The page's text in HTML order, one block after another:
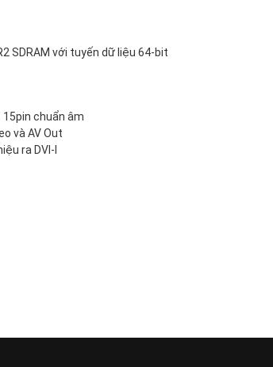
SDRAM với tuyến dữ liệu 64-bit
15pin chuẩn âm
và AV Out
ra DVI-I